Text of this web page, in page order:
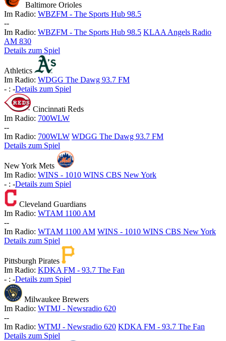
Baltimore Orioles
Im Radio: WBZFM - The Sports Hub 98.5
--
Im Radio: WBZFM - The Sports Hub 98.5 KLAA Angels Radio
AM 830
Details zum Spiel
Athletics
Im Radio: WDGG The Dawg 93.7 FM
- : -Details zum Spiel
Cincinnati Reds
Im Radio: 700WLW
--
Im Radio: 700WLW WDGG The Dawg 93.7 FM
Details zum Spiel
New York Mets
Im Radio: WINS - 1010 WINS CBS New York
- : -Details zum Spiel
Cleveland Guardians
Im Radio: WTAM 1100 AM
--
Im Radio: WTAM 1100 AM WINS - 1010 WINS CBS New York
Details zum Spiel
Pittsburgh Pirates
Im Radio: KDKA FM - 93.7 The Fan
- : -Details zum Spiel
Milwaukee Brewers
Im Radio: WTMJ - Newsradio 620
--
Im Radio: WTMJ - Newsradio 620 KDKA FM - 93.7 The Fan
Details zum Spiel